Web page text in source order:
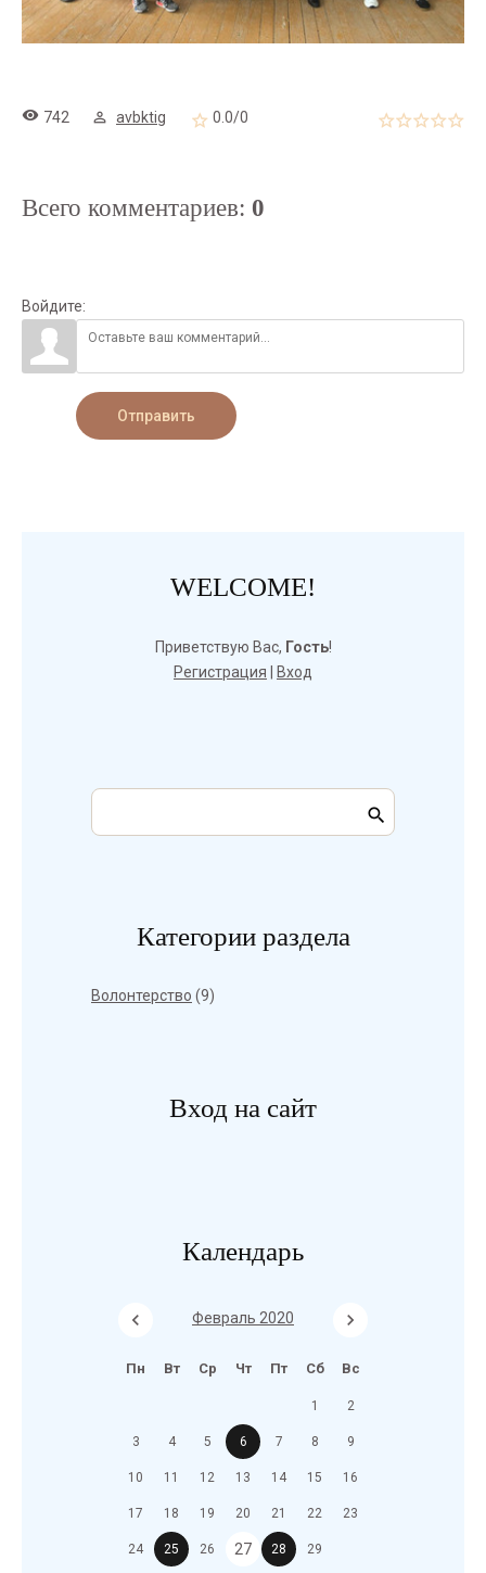
742 avbktig 0.0/0
Всего комментариев: 0
Войдите:
Отправить
WELCOME!
Приветствую Вас, Гость!
Регистрация
Вход
Категории раздела
Волонтерство (9)
Вход на сайт
Календарь
Февраль 2020
Пн Вт Ср Чт Пт Сб Вс
1 2
3 4 5 6 7 8 9
10 11 12 13 14 15 16
17 18 19 20 21 22 23
24 25 26 27 28 29